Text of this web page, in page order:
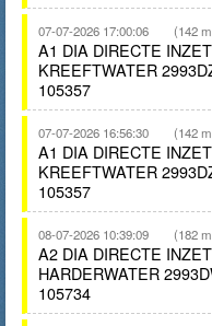
07-07-2026 17:00:06 (142
A1 DIA DIRECTE
KREEFTWATER
105357
07-07-2026 16:56:30 (142
A1 DIA DIRECTE
KREEFTWATER
105357
08-07-2026 10:39:09 (182
A2 DIA DIRECTE
HARDERWATER
105734